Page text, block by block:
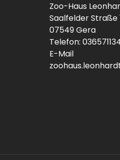
Zoo-Haus
Saalfelder Straße
07549 Gera
Telefon:
E-Mail